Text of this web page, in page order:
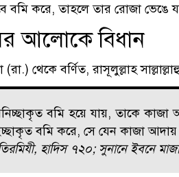
বমি করে, তাহলে তার রোজা ভেঙে
আলোকে বিধান
থেকে বর্ণিত, রাসূলুল্লাহ
বমি হয়ে যায়, তাকে
বমি করে, সে যেন কাজা
হাদিস ৭২০; সুনানে ইবনে